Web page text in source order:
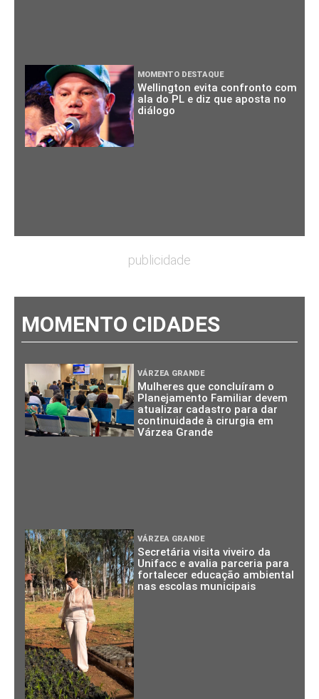
MOMENTO DESTAQUE
Wellington evita confronto com
ala do PL e diz que aposta no
diálogo
publicidade
MOMENTO CIDADES
VÁRZEA GRANDE
Mulheres que concluíram o
Planejamento Familiar devem
atualizar cadastro para dar
continuidade à cirurgia em
Várzea Grande
VÁRZEA GRANDE
Secretária visita viveiro da
Unifacc e avalia parceria para
fortalecer educação ambiental
nas escolas municipais